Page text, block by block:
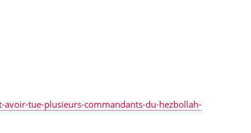
tue-plusieurs-commandants-du-hezbollah-